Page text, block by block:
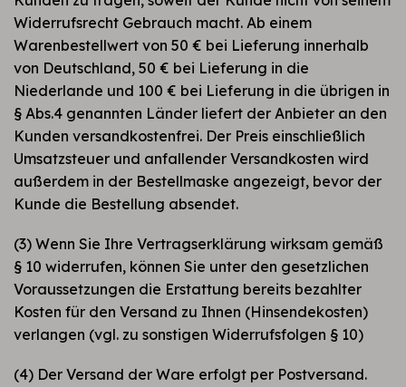
Widerrufsrecht Gebrauch macht. Ab einem
Warenbestellwert von 50 € bei Lieferung innerhalb
von Deutschland, 50 € bei Lieferung in die
Niederlande und 100 € bei Lieferung in die übrigen in
§ Abs.4 genannten Länder liefert der Anbieter an den
Kunden versandkostenfrei. Der Preis einschließlich
Umsatzsteuer und anfallender Versandkosten wird
außerdem in der Bestellmaske angezeigt, bevor der
Kunde die Bestellung absendet.
(3) Wenn Sie Ihre Vertragserklärung wirksam gemäß
§ 10 widerrufen, können Sie unter den gesetzlichen
Voraussetzungen die Erstattung bereits bezahlter
Kosten für den Versand zu Ihnen (Hinsendekosten)
verlangen (vgl. zu sonstigen Widerrufsfolgen § 10)
(4) Der Versand der Ware erfolgt per Postversand.